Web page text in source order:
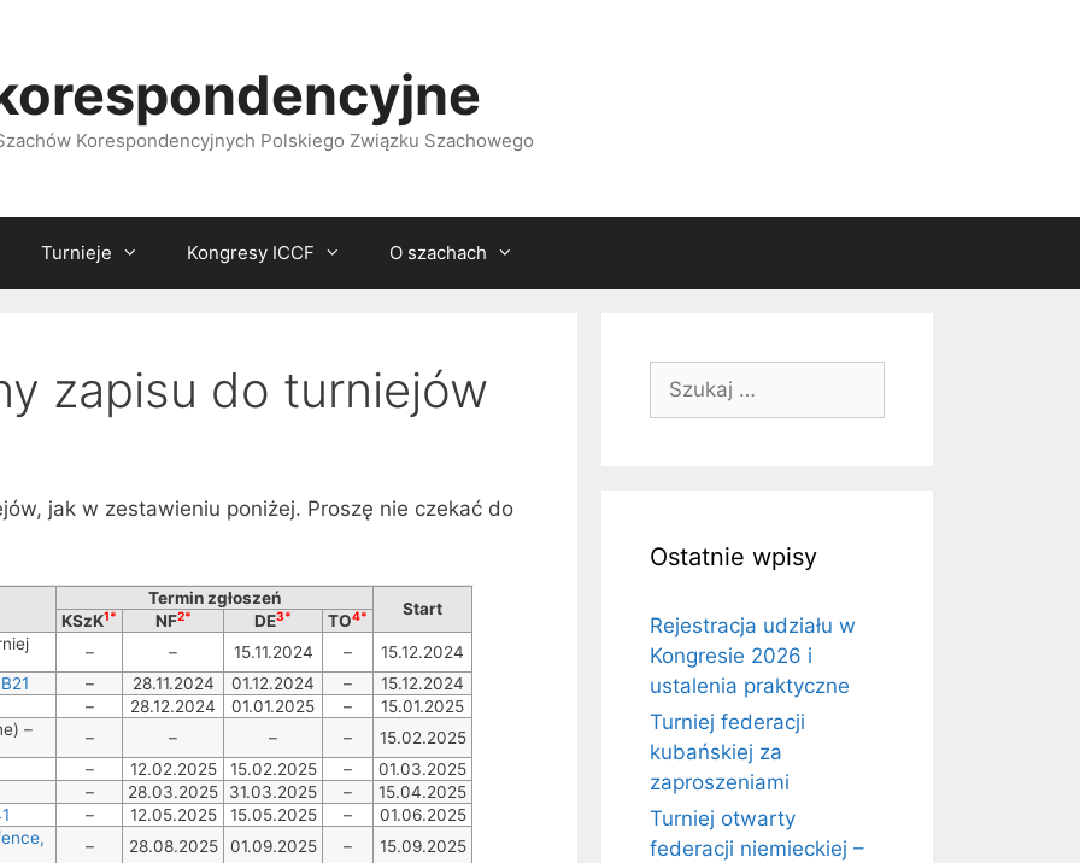
Korespondencyjnych Polskiego Związku Szachowego
Turnieje Kongresy ICCF O szachach
zapisu do turniejów
jak w zestawieniu poniżej. Proszę nie czekać do
Termin zgłoszeń
Start
KSzK1* NF2* DE3* TO4*
– – 15.11.2024 –
15.12.2024
– 28.11.2024 01.12.2024 –
15.12.2024
–
28.12.2024 01.01.2025 –
15.01.2025
–
– – – –
15.02.2025
–
12.02.2025 15.02.2025 –
01.03.2025
– 28.03.2025 31.03.2025 –
15.04.2025
– 12.05.2025 15.05.2025 –
01.06.2025
– 28.08.2025 01.09.2025 –
15.09.2025
Ostatnie wpisy
Rejestracja udziału w
Kongresie 2026 i
ustalenia praktyczne
Turniej federacji
kubańskiej za
zaproszeniami
Turniej otwarty
federacji niemieckiej –